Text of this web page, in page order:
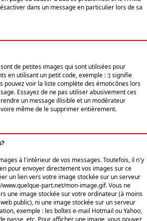
dans un message en particulier lors de sa
de petites images qui sont utilisées pour
en utilisant un petit code, exemple : :) signifie
pouvez voir la liste complète des émoticônes lors
Essayez de ne pas utiliser abusivement ces
un message illisible et un modérateur
même de le supprimer entièrement.
à l'intérieur de vos messages. Toutefois, il n'y
pour envoyer directement vos images sur ce
un lien vers votre image stockée sur un serveur
part.net/mon-image.gif. Vous ne
une image stockée sur votre ordinateur (à moins
public), ni une image stockée sur un serveur
exemple : les boîtes e-mail Hotmail ou Yahoo,
passe, etc. Pour afficher une image, vous pouvez